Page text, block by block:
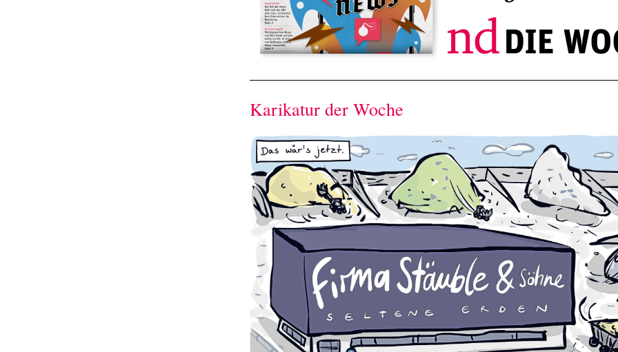
Karikatur der Woche